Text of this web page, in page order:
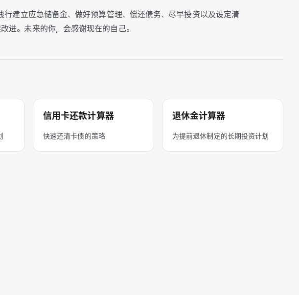
建立应急储备金、做好预算管理、偿还债务、尽早投资以及设定清
进。未来的你，会感谢现在的自己。
信用卡还款计算器
快速还清卡债的策略
退休金计算器
为提前退休制定的长期投资计划